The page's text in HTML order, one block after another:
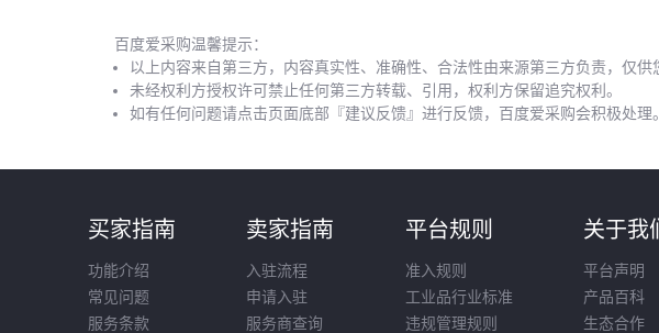
环境存放会加速防
使用。装载时需
热封边沿：查看
吊带接口：检查
防静电层：用表
百度爱采购温馨提示：
以上内容来自第三方，内容真实性、准确性、合法性由来源第三方负责，仅供
未经权利方授权许可禁止任何第三方转载、引用，权利方保留追究权利。
如有任何问题请点击页面底部『建议反馈』进行反馈，百度爱采购会积极处理。
买家指南
功能介绍
常见问题
服务条款
卖家指南
入驻流程
申请入驻
服务商查询
平台规则
准入规则
工业品行业标准
违规管理规则
关于我
平台声明
产品百科
生态合作